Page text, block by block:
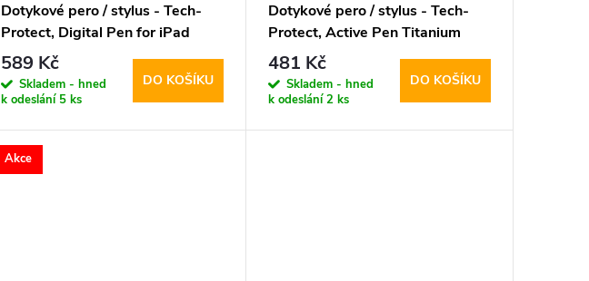
Dotykové pero / stylus - Tech-
Protect, Digital Pen for iPad
White
589 Kč
Skladem - hned
k odeslání 5 ks
DO KOŠÍKU
Dotykové pero / stylus - Tech-
Protect, Active Pen Titanium
481 Kč
Skladem - hned
k odeslání2 ks
DO KOŠÍKU
Akce